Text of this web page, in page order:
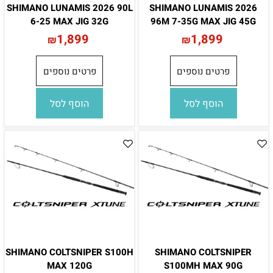
SHIMANO LUNAMIS 2026
96M 7-35G MAX JIG 45G
₪1,899
פרטים נוספים
הוסף לסל
SHIMANO LUNAMIS 2026 90L
6-25 MAX JIG 32G
₪1,899
פרטים נוספים
הוסף לסל
SHIMANO COLTSNIPER
S100MH MAX 90G
SHIMANO COLTSNIPER S100H
MAX 120G